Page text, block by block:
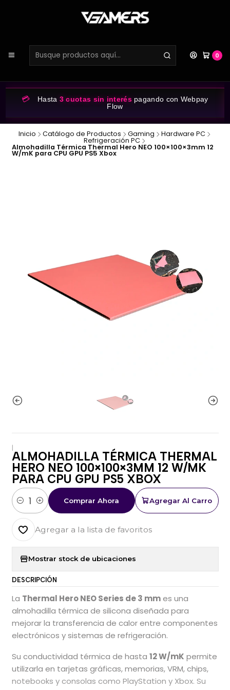
0
💳 Hasta 3 cuotas sin interéspagando con Webpay
Flow
Inicio Catálogo de Productos Gaming Hardware PC
Refrigeración PC
Almohadilla Térmica Thermal Hero NEO 100×100×3mm 12
W/mK para CPU GPU PS5 Xbox
|
ALMOHADILLA TÉRMICA THERMAL
HERO NEO 100×100×3MM 12 W/MK
PARA CPU GPU PS5 XBOX
Cantidad
Agregar Al Carro
Comprar Ahora
Agregar a la lista de favoritos
Mostrar stock de ubicaciones
DESCRIPCIÓN
La Thermal Hero NEO Series de 3 mmes una
almohadilla térmica de silicona diseñada para
mejorar la transferencia de calor entre componentes
electrónicos y sistemas de refrigeración.
Su conductividad térmica de hasta 12 W/mK permite
utilizarla en tarjetas gráficas, memorias, VRM, chips,
notebooks y consolas como PlayStation y Xbox. Su